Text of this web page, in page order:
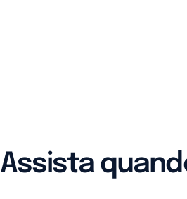
Assista